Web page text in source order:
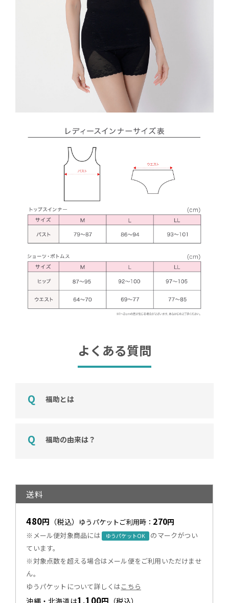
よくある質問
福助とは
福助の由来は？
送料
480円 （税込） ゆうパケットご利用時： 270円
※メール便対象商品には ゆうパケットOK
のマークがつい
ています。
※対象点数を超える場合はメール便をご利用いただけませ
ん。
ゆうパケットについて詳しくはこちら
1,100円